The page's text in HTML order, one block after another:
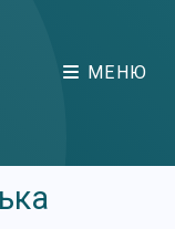
МЕНЮ